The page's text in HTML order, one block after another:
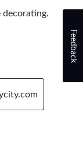
decorating.
Feedback